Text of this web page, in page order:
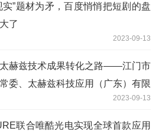
实”题材为矛，百度悄悄把短剧的盘
了
2023-09-13
赫兹技术成果转化之路——江门市
委、太赫兹科技应用（广东）有限
2023-09-13
联合唯酷光电实现全球首款应用